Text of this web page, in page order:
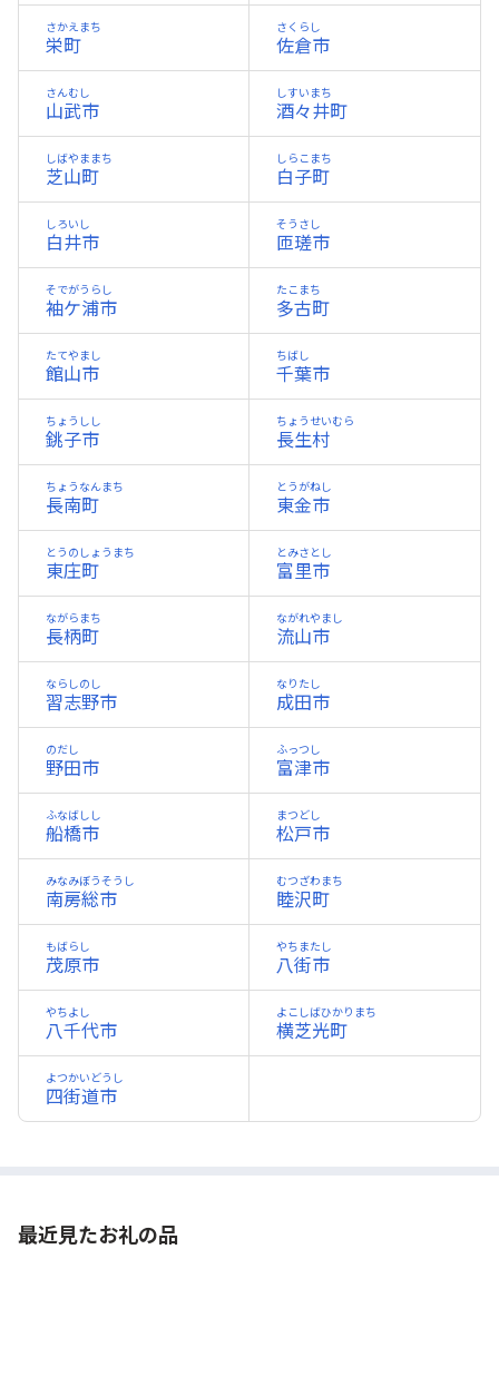
栄町
さかえまち
佐倉市
さくらし
山武市
さんむし
酒々井町
しすいまち
芝山町
しばやままち
白子町
しらこまち
白井市
しろいし
匝瑳市
そうさし
袖ケ浦市
そでがうらし
多古町
たこまち
館山市
たてやまし
千葉市
ちばし
銚子市
ちょうしし
長生村
ちょうせいむら
長南町
ちょうなんまち
東金市
とうがねし
東庄町
とうのしょうまち
富里市
とみさとし
長柄町
ながらまち
流山市
ながれやまし
習志野市
ならしのし
成田市
なりたし
野田市
のだし
富津市
ふっつし
船橋市
ふなばしし
松戸市
まつどし
南房総市
みなみぼうそうし
睦沢町
むつざわまち
茂原市
もばらし
八街市
やちまたし
八千代市
やちよし
横芝光町
よこしばひかりまち
四街道市
よつかいどうし
最近見たお礼の品